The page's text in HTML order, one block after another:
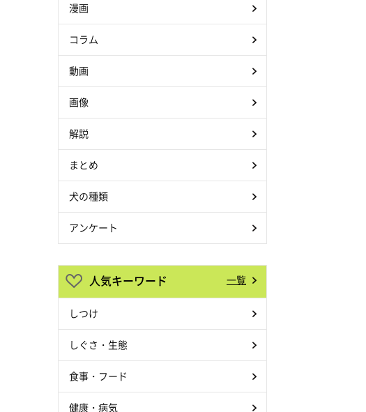
漫画
コラム
動画
画像
解説
まとめ
犬の種類
アンケート
人気キーワード 一覧
しつけ
しぐさ・生態
食事・フード
健康・病気